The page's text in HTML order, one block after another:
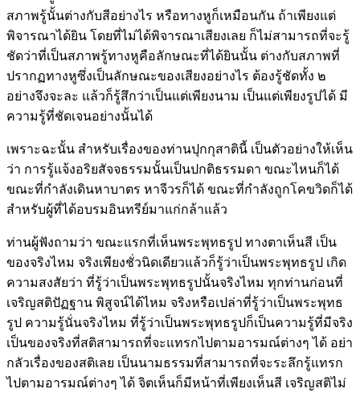
สภาพรู้นั้นต่างกับสีอย่างไร หรือทางหูก็เหมือนกัน ถ้าเพียงแต่
พิจารณาได้ยิน โดยที่ไม่ได้พิจารณาเสียงเลย ก็ไม่สามารถที่จะรู้
ชัดว่าที่เป็นสภาพรู้ทางหูคือลักษณะที่ได้ยินนั้น ต่างกับสภาพที่
ปรากฏทางหูซึ่งเป็นลักษณะของเสียงอย่างไร ต้องรู้ชัดทั้ง ๒
อย่างจึงจะละ แล้วก็รู้สึกว่าเป็นแต่เพียงนาม เป็นแต่เพียงรูปได้ มี
ความรู้ที่ชัดเจนอย่างนั้นได้
เพราะฉะนั้น สำหรับเรื่องของท่านปุกกุสาตินี้ เป็นตัวอย่างให้เห็น
ว่า การรู้แจ้งอริยสัจจธรรมนั้นเป็นปกติธรรมดา ขณะไหนก็ได้
ขณะที่กำลังเดินหาบาตร หาจีวรก็ได้ ขณะที่กำลังถูกโคขวิดก็ได้
สำหรับผู้ที่ได้อบรมอินทรีย์มาแก่กล้าแล้ว
ท่านผู้ฟังถามว่า ขณะแรกที่เห็นพระพุทธรูป ทางตาเห็นสี เป็น
ของจริงไหม จริงเพียงชั่วนิดเดียวแล้วก็รู้ว่าเป็นพระพุทธรูป เกิด
ความสงสัยว่า ที่รู้ว่าเป็นพระพุทธรูปนั้นจริงไหม ทุกท่านก่อนที่
เจริญสติปัฏฐาน พิสูจน์ได้ไหม จริงหรือเปล่าที่รู้ว่าเป็นพระพุทธ
รูป ความรู้นั่นจริงไหม ที่รู้ว่าเป็นพระพุทธรูปก็เป็นความรู้ที่มีจริง
เป็นของจริงที่สติสามารถที่จะแทรกไปตามอารมณ์ต่างๆ ได้ อย่า
กลัวเรื่องของสติเลย เป็นนามธรรมที่สามารถที่จะระลึกรู้แทรก
ไปตามอารมณ์ต่างๆ ได้ จิตเห็นก็มีหน้าที่เพียงเห็นสี เจริญสติไม่